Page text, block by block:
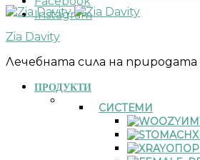
Instagram
Zia Davity
Лечебната сила на природата
ПРОДУКТИ
СИСТЕМИ